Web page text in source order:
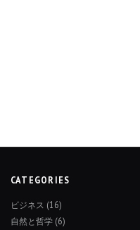
CATEGORIES
ビジネス (16)
自然と哲学 (6)